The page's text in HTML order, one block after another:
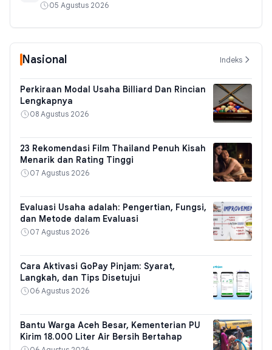
05 Agustus 2026
Nasional Indeks
Perkiraan Modal Usaha Billiard Dan Rincian
Lengkapnya
08 Agustus 2026
23 Rekomendasi Film Thailand Penuh Kisah
Menarik dan Rating Tinggi
07 Agustus 2026
Evaluasi Usaha adalah: Pengertian, Fungsi,
dan Metode dalam Evaluasi
07 Agustus 2026
Cara Aktivasi GoPay Pinjam: Syarat,
Langkah, dan Tips Disetujui
06 Agustus 2026
Bantu Warga Aceh Besar, Kementerian PU
Kirim 18.000 Liter Air Bersih Bertahap